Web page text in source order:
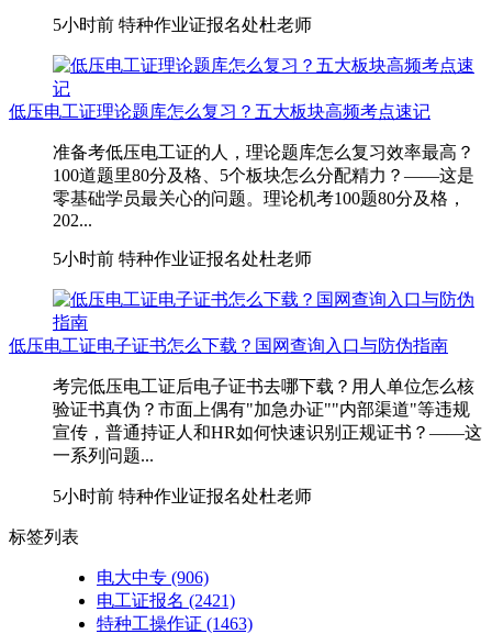
5小时前 特种作业证报名处杜老师
低压电工证理论题库怎么复习？五大板块高频考点速记
准备考低压电工证的人，理论题库怎么复习效率最高？
100道题里80分及格、5个板块怎么分配精力？——这是
零基础学员最关心的问题。理论机考100题80分及格，
202...
5小时前 特种作业证报名处杜老师
低压电工证电子证书怎么下载？国网查询入口与防伪指南
考完低压电工证后电子证书去哪下载？用人单位怎么核
验证书真伪？市面上偶有"加急办证""内部渠道"等违规
宣传，普通持证人和HR如何快速识别正规证书？——这
一系列问题...
5小时前 特种作业证报名处杜老师
标签列表
电大中专 (906)
电工证报名 (2421)
特种工操作证 (1463)